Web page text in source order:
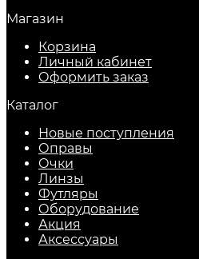
Магазин
Корзина
Личный кабинет
Оформить заказ
Каталог
Новые поступления
Оправы
Очки
Линзы
Футляры
Оборудование
Акция
Аксессуары